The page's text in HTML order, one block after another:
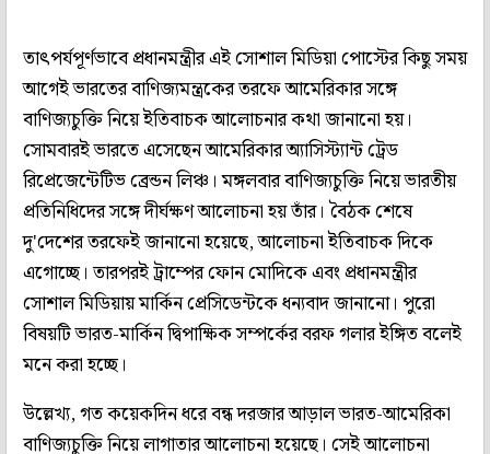
তাৎপর্যপূর্ণভাবে প্রধানমন্ত্রীর এই সোশাল মিডিয়া পোস্টের কিছু সময়
আগেই ভারতের বাণিজ্যমন্ত্রকের তরফে আমেরিকার সঙ্গে
বাণিজ্যচুক্তি নিয়ে ইতিবাচক আলোচনার কথা জানানো হয়।
সোমবারই ভারতে এসেছেন আমেরিকার অ্যাসিস্ট্যান্ট ট্রেড
রিপ্রেজেন্টেটিভ ব্রেন্ডন লিঞ্চ। মঙ্গলবার বাণিজ্যচুক্তি নিয়ে ভারতীয়
প্রতিনিধিদের সঙ্গে দীর্ঘক্ষণ আলোচনা হয় তাঁর। বৈঠক শেষে
দু'দেশের তরফেই জানানো হয়েছে, আলোচনা ইতিবাচক দিকে
এগোচ্ছে। তারপরই ট্রাম্পের ফোন মোদিকে এবং প্রধানমন্ত্রীর
সোশাল মিডিয়ায় মার্কিন প্রেসিডেন্টকে ধন্যবাদ জানানো। পুরো
বিষয়টি ভারত-মার্কিন দ্বিপাক্ষিক সম্পর্কের বরফ গলার ইঙ্গিত বলেই
মনে করা হচ্ছে।
উল্লেখ্য, গত কয়েকদিন ধরে বন্ধ দরজার আড়াল ভারত-আমেরিকা
বাণিজ্যচুক্তি নিয়ে লাগাতার আলোচনা হয়েছে। সেই আলোচনা